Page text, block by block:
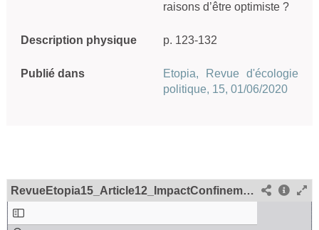
raisons d’être optimiste ?
Description physique p. 123-132
Publié dans
Etopia, Revue d'écologie
politique, 15, 01/06/2020
RevueEtopia15_Article12_ImpactConfinement